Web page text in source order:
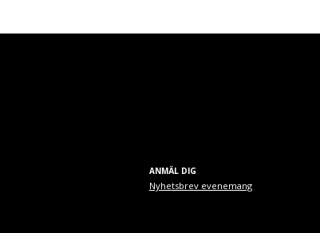
ANMÄL DIG
Nyhetsbrev evenemang